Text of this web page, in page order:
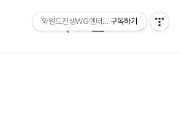
검
메
와일드진생WG엔터테인먼트
구독하기